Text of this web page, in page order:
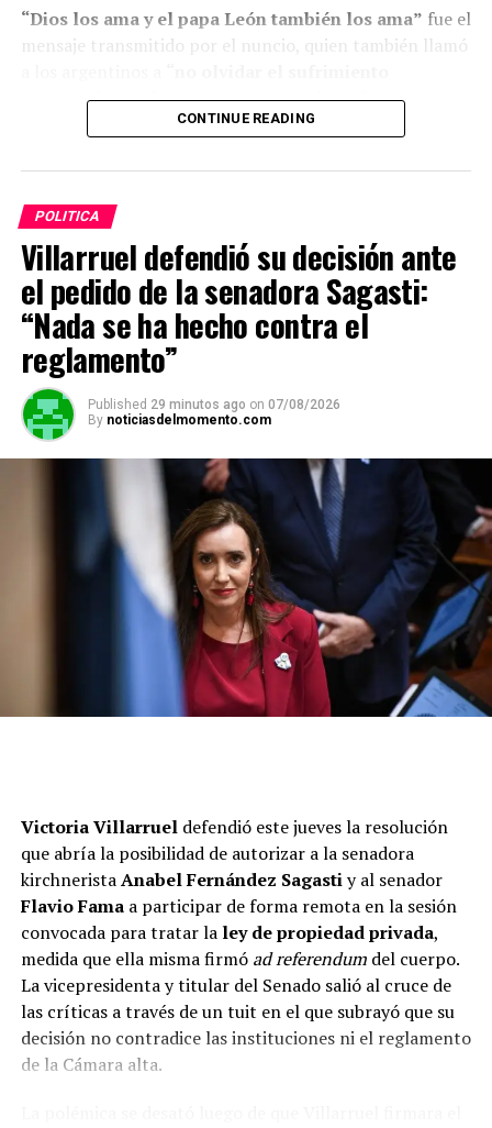
“Dios los ama y el papa León también los ama” fue el
mensaje transmitido por el nuncio, quien también llamó
provocado por las guerrasque aún hoy afectan a
distintas regiones del mundo, especialmente en Tierra
bombardeo atómico contra Hiroshima,en la Segunda
Guerra Mundial.
El arzobispo de Buenos Aires, monseñor Jorge García
Cuerva, saluda a la vicepresidenta Victoria
Villarruel
Episcopado
AL compartir un mensaje que el pontífice le confió en
junio pasado, el nuncio dijo:“El papa León les
asegura
su cercanía espiritual y paternal, así como sus
oraciones. Quiere que sepan que Dios los ama y desea
mostrarles su perdón y su misericordia. El Santo Padre
desea también que crezcan en la fe: fe en el amor y la
CONTINUE READING
POLITICA
Villarruel defendió su decisión ante
el pedido de la senadora Sagasti:
“Nada se ha hecho contra el
reglamento”
Published 29 minutos ago on 07/08/2026
By noticiasdelmomento.com
Victoria Villarrueldefendió este jueves la resolución
que abría la posibilidad de autorizar a la senadora
kirchneristaAnabel Fernández Sagastiy al senador
Flavio Famaa participar de forma remota en la sesión
convocada para tratar la ley de propiedad privada,
medida que ella misma firmó ad referendumdel cuerpo.
La vicepresidenta y titular del Senado salió al cruce de
las críticas a través de un tuit en el que subrayó que su
decisión no contradice las instituciones ni el reglamento
de la Cámara alta.